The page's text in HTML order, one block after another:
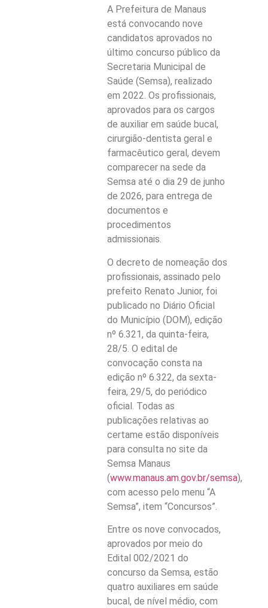
A Prefeitura de Manaus
está convocando nove
candidatos aprovados no
último concurso público da
Secretaria Municipal de
Saúde (Semsa), realizado
em 2022. Os profissionais,
aprovados para os cargos
de auxiliar em saúde bucal,
cirurgião-dentista geral e
farmacêutico geral, devem
comparecer na sede da
Semsa até o dia 29 de junho
de 2026, para entrega de
documentos e
procedimentos
admissionais.
O decreto de nomeação dos
profissionais, assinado pelo
prefeito Renato Junior, foi
publicado no Diário Oficial
do Município (DOM), edição
nº 6.321, da quinta-feira,
28/5. O edital de
convocação consta na
edição nº 6.322, da sexta-
feira, 29/5, do periódico
oficial. Todas as
publicações relativas ao
certame estão disponíveis
para consulta no site da
Semsa Manaus
(www.manaus.am.gov.br/semsa),
com acesso pelo menu “A
Semsa”, item “Concursos”.
Entre os nove convocados,
aprovados por meio do
Edital 002/2021 do
concurso da Semsa, estão
quatro auxiliares em saúde
bucal, de nível médio, com